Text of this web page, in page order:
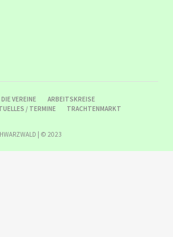
DIE VEREINE
ARBEITSKREISE
/ TERMINE
TRACHTENMARKT
| © 2023